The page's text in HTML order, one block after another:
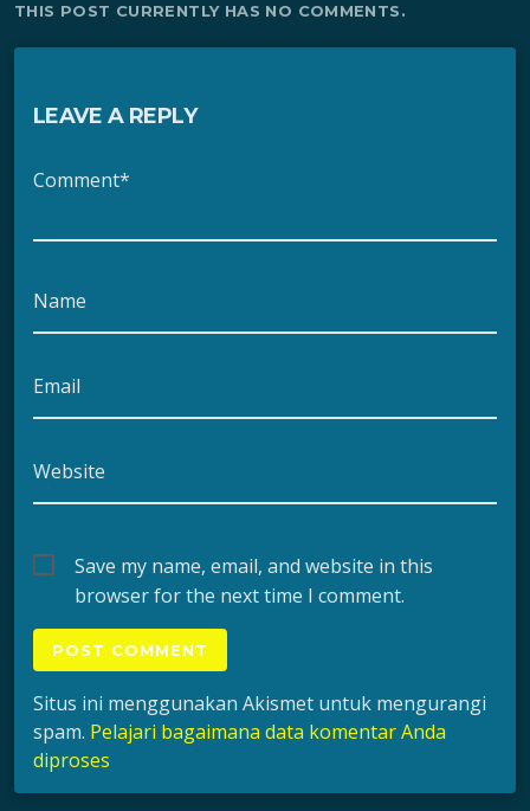
THIS POST CURRENTLY HAS NO COMMENTS.
LEAVE A REPLY
Comment*
Name
Email
Website
Save my name, email, and website in this
browser for the next time I comment.
Situs ini menggunakan Akismet untuk mengurangi
spam. Pelajari bagaimana data komentar Anda
diproses